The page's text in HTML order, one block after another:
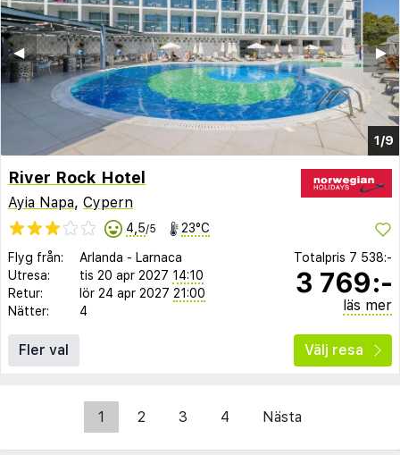
1/9
▶︎
◀︎
River Rock Hotel
Ayia Napa, Cypern
4,5/5 23°C
Flyg från: Arlanda - Larnaca
Utresa:
tis 20 apr 2027 14:10
Retur:
lör 24 apr 2027 21:00
Nätter:
4
Totalpris 7 538:-
3 769:-
läs mer
Fler val Välj resa
1 2 3 4 Nästa